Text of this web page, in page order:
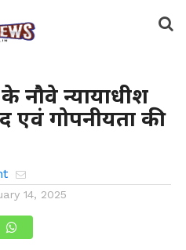
के नौवे न्यायाधीश
गोपनीयता की
14, 2025